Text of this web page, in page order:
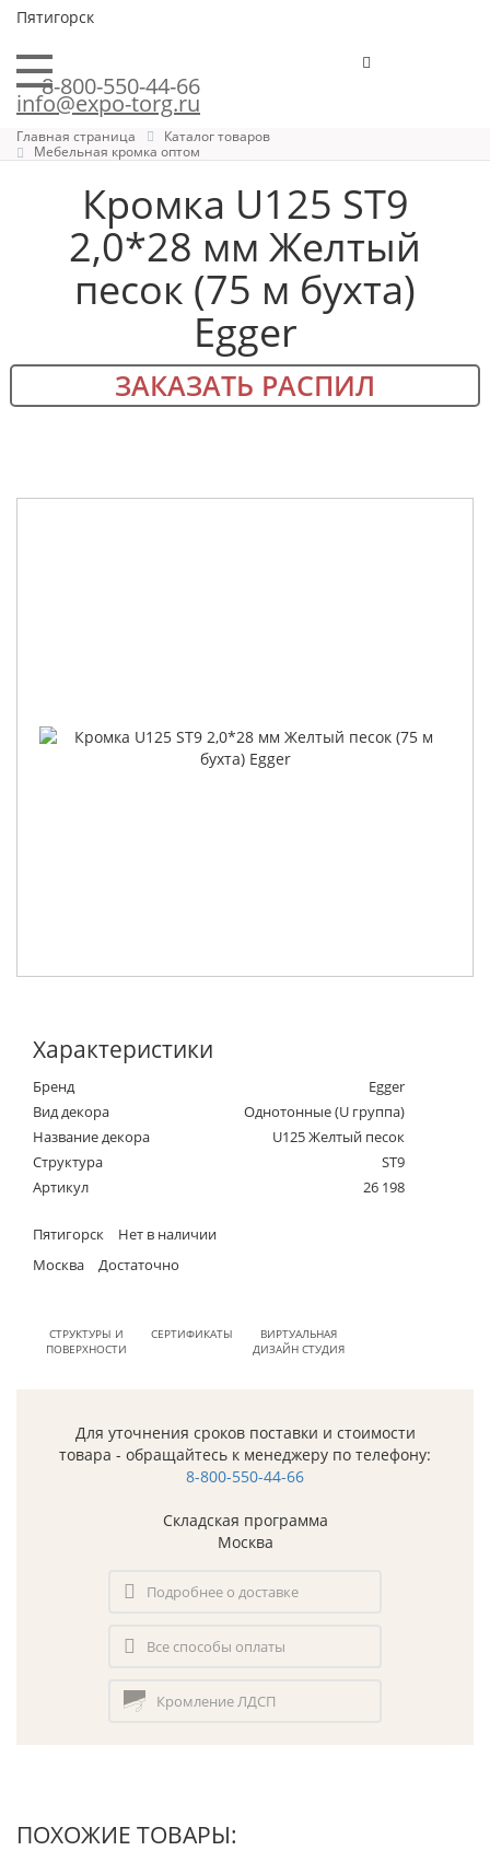
Пятигорск
8-800-550-44-66
info@expo-torg.ru
Главная страница
Каталог товаров
Мебельная кромка оптом
Кромка U125 ST9
2,0*28 мм Желтый
песок (75 м бухта)
Egger
ЗАКАЗАТЬ РАСПИЛ
Характеристики
Бренд
Egger
Вид декора
Однотонные (U группа)
Название декора
U125 Желтый песок
Структура
ST9
Артикул
26 198
Пятигорск
Нет в наличии
Москва
Достаточно
СТРУКТУРЫ И
ПОВЕРХНОСТИ
СЕРТИФИКАТЫ
ВИРТУАЛЬНАЯ
ДИЗАЙН СТУДИЯ
Для уточнения сроков поставки и стоимости
товара - обращайтесь к менеджеру по телефону:
8-800-550-44-66
Складская программа
Москва
Подробнее о доставке
Все способы оплаты
Кромление ЛДСП
ПОХОЖИЕ ТОВАРЫ: